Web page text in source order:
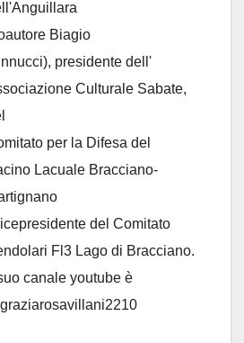
Biagio
presidente dell'
Culturale Sabate,
per la Difesa del
Lacuale Bracciano-
del Comitato
Fl3 Lago di Bracciano.
suo canale youtube è